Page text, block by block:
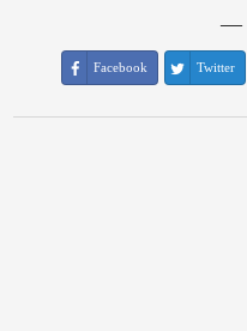
―
Facebook Twitter